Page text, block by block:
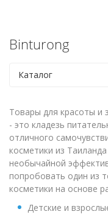
Binturong
Каталог
Товары для красоты и
- это кладезь
отличного
косметики из
необычайной
попробовать один из
косметики на основе
Детские и